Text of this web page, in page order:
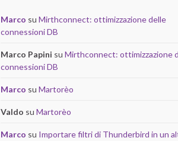
Marco su Mirthconnect: ottimizzazione delle
connessioni DB
Marco Papini su Mirthconnect: ottimizzazione
connessioni DB
Marco su Martorèo
Valdo su Martorèo
Marco su Importare filtri di Thunderbird in un